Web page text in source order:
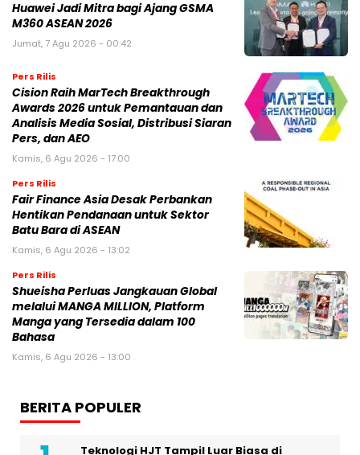
Huawei Jadi Mitra bagi Ajang GSMA
M360 ASEAN 2026
Jumat, 7 Agu 2026 - 00:42
Pers Rilis
Cision Raih MarTech Breakthrough
Awards 2026 untuk Pemantauan dan
Analisis Media Sosial, Distribusi Siaran
Pers, dan AEO
Kamis, 6 Agu 2026 - 17:00
Pers Rilis
Fair Finance Asia Desak Perbankan
Hentikan Pendanaan untuk Sektor
Batu Bara di ASEAN
Kamis, 6 Agu 2026 - 13:02
Pers Rilis
Shueisha Perluas Jangkauan Global
melalui MANGA MILLION, Platform
Manga yang Tersedia dalam 100
Bahasa
Kamis, 6 Agu 2026 - 13:00
BERITA POPULER
Teknologi HJT Tampil Luar Biasa di